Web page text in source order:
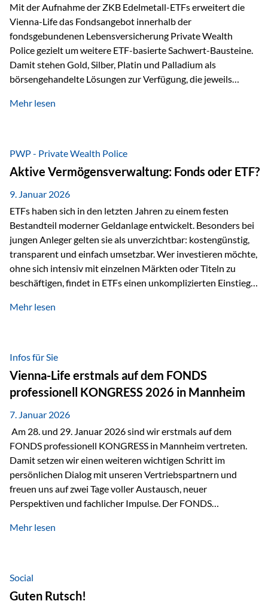
Mit der Aufnahme der ZKB Edelmetall-ETFs erweitert die
Vienna-Life das Fondsangebot innerhalb der
fondsgebundenen Lebensversicherung Private Wealth
Police gezielt um weitere ETF-basierte Sachwert-Bausteine.
Damit stehen Gold, Silber, Platin und Palladium als
börsengehandelte Lösungen zur Verfügung, die jeweils
dabei nicht auf einzelnen Marktmeinungen, sondern auf
Inflationsrobustheit und Stabilisierung – eingebettet in eine
liechtensteinische Versicherungsstruktur. Die
Sicherheitsarchitektur: Liechtenstein als Strukturprinzip Die
Private Wealth Police positioniert sich mit einer dreistufigen
Sicherheitsarchitektur, die auf mehreren Ebenen ansetzt:
Stufe 1: Versicherer-Ebene • Versicherung mit…
Mehr lesen
PWP - Private Wealth Police
Aktive Vermögensverwaltung: Fonds oder ETF?
9. Januar 2026
ETFs haben sich in den letzten Jahren zu einem festen
Bestandteil moderner Geldanlage entwickelt. Besonders bei
jungen Anleger gelten sie als unverzichtbar: kostengünstig,
transparent und einfach umsetzbar. Wer investieren möchte,
ohne sich intensiv mit einzelnen Märkten oder Titeln zu
beschäftigen, findet in ETFs einen unkomplizierten Einstieg
werden häufig kritisch betrachtet. Sie gelten als teurer,
Beide Ansätze haben ihre Berechtigung und ihre Stärken
entfalten sie oft gerade in Kombination. ETFs: Effizient, breit
gestreut und klar strukturiert…
Mehr lesen
Infos für Sie
Vienna-Life erstmals auf dem FONDS
professionell KONGRESS 2026 in Mannheim
7. Januar 2026
Am 28. und 29. Januar 2026 sind wir erstmals auf dem
FONDS professionell KONGRESS in Mannheim vertreten.
Damit setzen wir einen weiteren wichtigen Schritt im
persönlichen Dialog mit unseren Vertriebspartnern und
freuen uns auf zwei Tage voller Austausch, neuer
Perspektiven und fachlicher Impulse. Der FONDS
Branchentreffen für Finanz- und Versicherungsprofis im
Vermögensstrukturierung und Nachfolgeplanung
gemeinsam zu diskutieren. Persönlich für Sie vor Ort An
beiden Kongresstagen stehen Ihnen Maximilian
Mehr lesen
Social
Guten Rutsch!